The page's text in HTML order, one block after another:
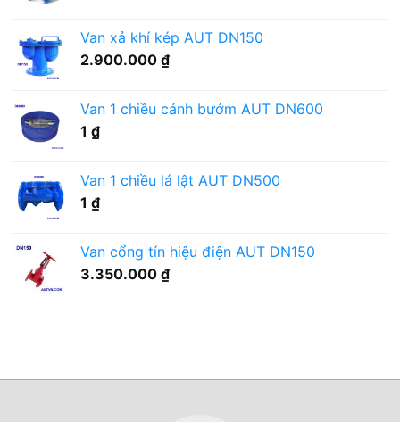
trí
cần
Van xả khí kép AUT DN150
2.900.000 ₫
Van 1 chiều cánh bướm AUT DN600
1 ₫
Van 1 chiều lá lật AUT DN500
1 ₫
Van cổng tín hiệu điện AUT DN150
3.350.000 ₫